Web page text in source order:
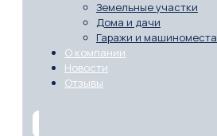
Земельные участки
Дома и дачи
Гаражи и машиноместа
О компании
Новости
Отзывы